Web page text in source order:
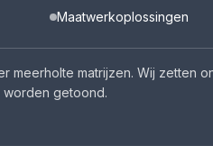
Maatwerkoplossingen
meerholte matrijzen. Wij zetten
getoond.